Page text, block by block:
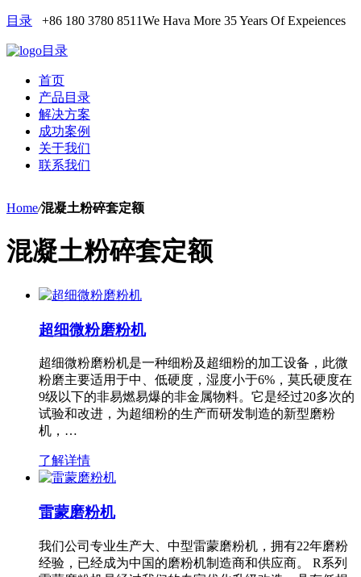
目录 +86 180 3780 8511We Hava More 35 Years Of Expeiences
目录
首页
产品目录
解决方案
成功案例
关于我们
联系我们
Home/混凝土粉碎套定额
混凝土粉碎套定额
超细微粉磨粉机
超细微粉磨粉机是一种细粉及超细粉的加工设备，此微
粉磨主要适用于中、低硬度，湿度小于6%，莫氏硬度在
9级以下的非易燃易爆的非金属物料。它是经过20多次的
试验和改进，为超细粉的生产而研发制造的新型磨粉
机，…
了解详情
雷蒙磨粉机
我们公司专业生产大、中型雷蒙磨粉机，拥有22年磨粉
经验，已经成为中国的磨粉机制造商和供应商。 R系列